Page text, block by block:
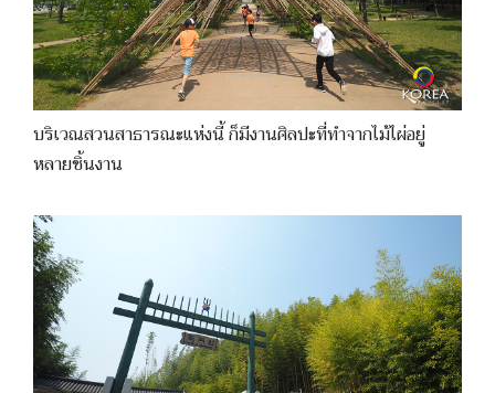
บริเวณสวนสาธารณะแห่งนี้ ก็มีงานศิลปะที่ทำจากไม้ไผ่อยู่
หลายชิ้นงาน